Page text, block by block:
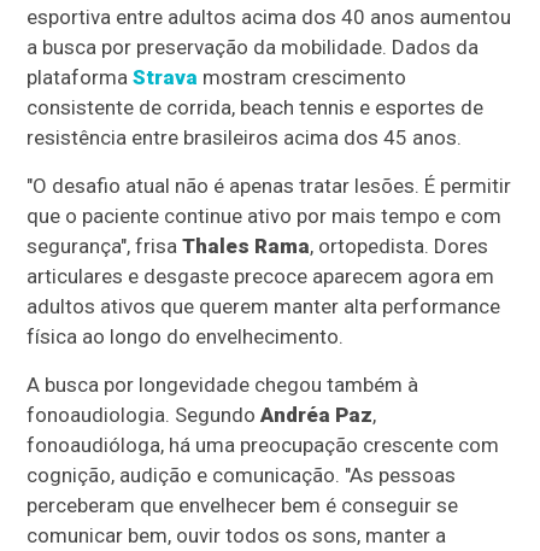
esportiva entre adultos acima dos 40 anos aumentou
a busca por preservação da mobilidade. Dados da
plataformaStrava mostram crescimento
consistente de corrida, beach tennis e esportes de
resistência entre brasileiros acima dos 45 anos.
"O desafio atual não é apenas tratar lesões. É permitir
que o paciente continue ativo por mais tempo e com
segurança", frisaThales Rama, ortopedista. Dores
articulares e desgaste precoce aparecem agora em
adultos ativos que querem manter alta performance
física ao longo do envelhecimento.
A busca por longevidade chegou também à
fonoaudiologia. SegundoAndréa Paz,
fonoaudióloga, há uma preocupação crescente com
cognição, audição e comunicação. "As pessoas
perceberam que envelhecer bem é conseguir se
comunicar bem, ouvir todos os sons, manter a